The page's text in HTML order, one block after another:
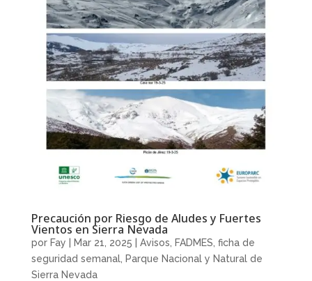
Precaución por Riesgo de Aludes y Fuertes
Vientos en Sierra Nevada
por Fay Mar 21, 2025 Avisos FADMES ficha de
seguridad semanal, Parque Nacional y Natural de
Sierra Nevada